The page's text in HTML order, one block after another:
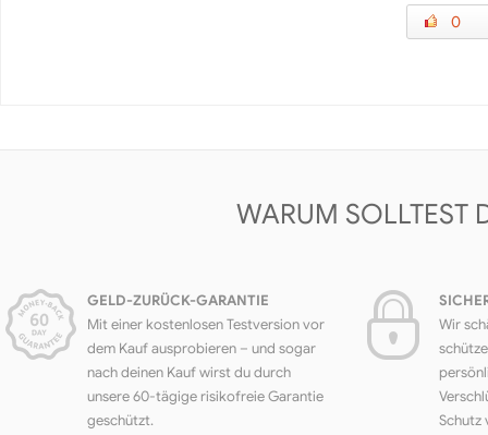
0
WARUM SOLLTEST
GELD-ZURÜCK-GARANTIE
Mit einer kostenlosen Testversion vor
dem Kauf ausprobieren – und sogar
nach deinen Kauf wirst du durch
unsere 60-tägige risikofreie Garantie
geschützt.
Wir
Schutz